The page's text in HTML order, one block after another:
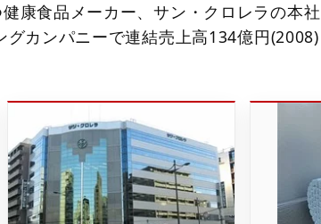
康食品メーカー、サン・クロレラの本
カンパニーで連結売上高134億円(2008)